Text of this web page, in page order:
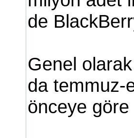
de
Genel olarak
da temmuz-
önceye